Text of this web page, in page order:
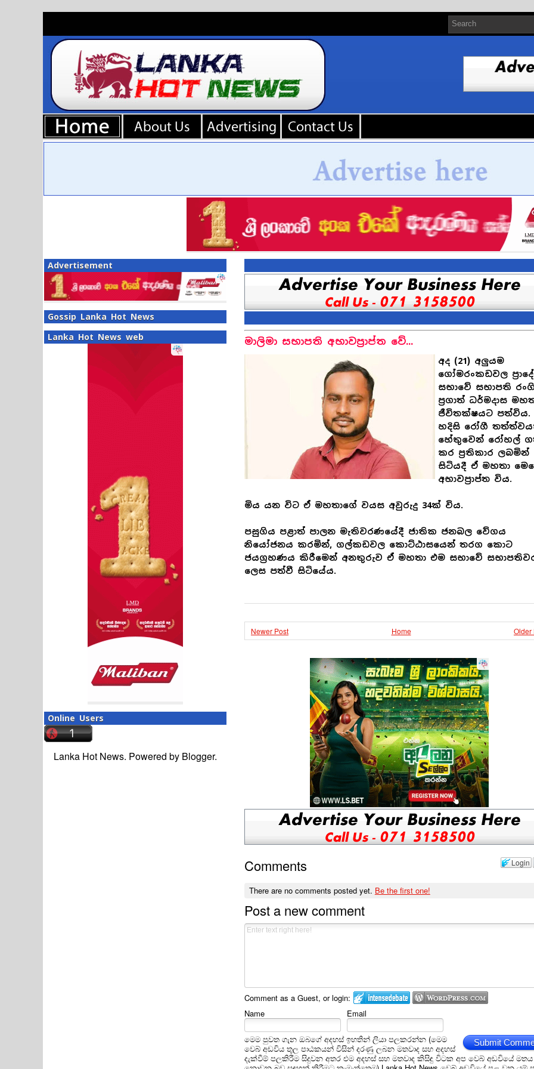
Advertisement
Gossip Lanka Hot News
Lanka Hot News web
Online Users
Lanka Hot News. Powered by Blogger.
මාලිමා සභාපති අභාවප‍්‍රාප්ත වේ...
අද (21) අලුයම
ගෝමරංකඩවල
සභාවේ සභාපති
ප්‍රගාත් ධර්මදාස
ජීවිතක්ෂයට පත්විය.
හදිසි රෝගී
හේතුවෙන් රෝහල්
කර ප්‍රතිකාර ලබමින්
සිටියදී ඒ මහතා
අභාවප්‍රාප්ත විය.
මිය යන විට ඒ මහතාගේ වයස අවුරුදු 34ක් විය.
පසුගිය පළාත් පාලන මැතිවරණයේදී ජාතික ජනබල වේගය
නියෝජනය කරමින්, ගල්කඩවල කොට්ඨාසයෙන් තරග කොට
ජයග්‍රහණය කිරීමෙන් අනතුරුව ඒ මහතා එම සභාවේ
ලෙස පත්වී සිටියේය.
Newer Post Older
Home
Login
Comments
There are no comments posted yet. Be the first one!
Post a new comment
Comment as a Guest, or login:
Name
Email
Submit
මෙම පුවත ගැන ඔබගේ අදහස් ඉහතින් ලියා පලකරන්න (මෙම
වෙබ් අඩවිය තුල පාඨකයන් විසින් දරණු ලබන මතවාද සහ අදහස්
දැක්වීම් පලකිරීම සිදුවන අතර එම අදහස් සහ මතවාද කිසිඳු විටක අප වෙබ් අඩවියේ මතය